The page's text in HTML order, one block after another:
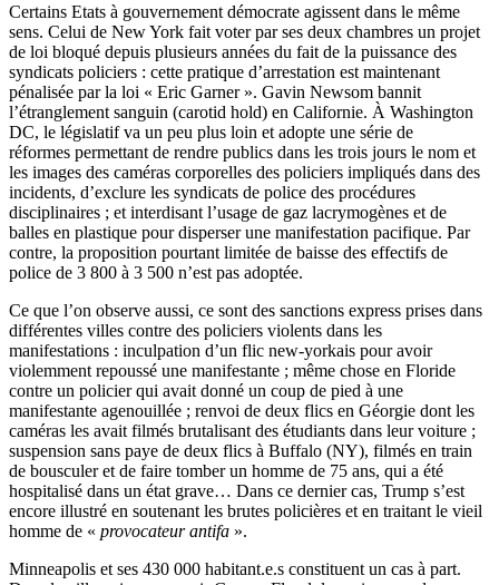
Certains Etats à gouvernement démocrate agissent dans le même
sens. Celui de New York fait voter par ses deux chambres un projet
de loi bloqué depuis plusieurs années du fait de la puissance des
syndicats policiers : cette pratique d’arrestation est maintenant
pénalisée par la loi « Eric Garner ». Gavin Newsom bannit
l’étranglement sanguin (carotid hold) en Californie. À Washington
DC, le législatif va un peu plus loin et adopte une série de
réformes permettant de rendre publics dans les trois jours le nom et
les images des caméras corporelles des policiers impliqués dans des
incidents, d’exclure les syndicats de police des procédures
disciplinaires ; et interdisant l’usage de gaz lacrymogènes et de
balles en plastique pour disperser une manifestation pacifique. Par
contre, la proposition pourtant limitée de baisse des effectifs de
police de 3 800 à 3 500 n’est pas adoptée.
Ce que l’on observe aussi, ce sont des sanctions express prises dans
différentes villes contre des policiers violents dans les
manifestations : inculpation d’un flic new-yorkais pour avoir
violemment repoussé une manifestante ; même chose en Floride
contre un policier qui avait donné un coup de pied à une
manifestante agenouillée ; renvoi de deux flics en Géorgie dont les
caméras les avait filmés brutalisant des étudiants dans leur voiture ;
suspension sans paye de deux flics à Buffalo (NY), filmés en train
de bousculer et de faire tomber un homme de 75 ans, qui a été
hospitalisé dans un état grave… Dans ce dernier cas, Trump s’est
encore illustré en soutenant les brutes policières et en traitant le vieil
homme de « provocateur antifa ».
Minneapolis et ses 430 000 habitant.e.s constituent un cas à part.